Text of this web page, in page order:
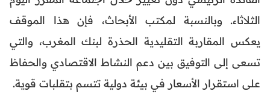
الثلاثاء. وبالنسبة لمكتب الأبحاث، فإن هذا الموقف
يعكس المقاربة التقليدية الحذرة لبنك المغرب، والتي
تسعى إلى التوفيق بين دعم النشاط الاقتصادي والحفاظ
على استقرار الأسعار في بيئة دولية تتسم بتقلبات قوية.